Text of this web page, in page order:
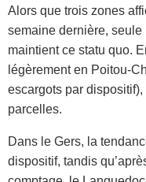
Alors que trois zones
semaine dernière,
maintient ce statu quo.
légèrement en Poitou-
escargots par
parcelles.
Dans le Gers, la
dispositif, tandis